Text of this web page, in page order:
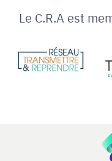
Le C.R.A est